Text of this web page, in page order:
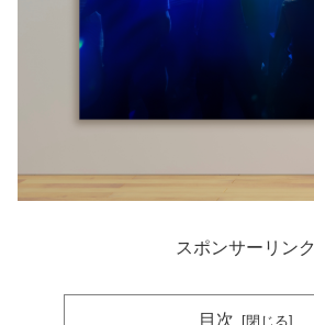
スポンサーリンク
目次